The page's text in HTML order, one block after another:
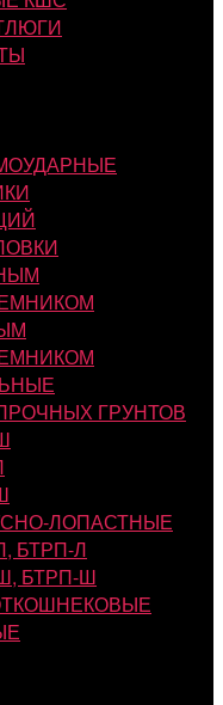
ГРУНТОВ
ЛОПАСТНЫЕ
БТРП-Л
БТРП-Ш